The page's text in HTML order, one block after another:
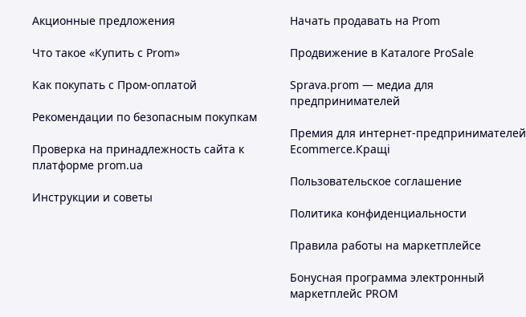
🔹 Технические характеристики
Тип подключения:
Акционные предложения
Что такое «Купить с Prom»
Как покупать с Пром-оплатой
Рекомендации по безопасным покупкам
Проверка на принадлежность сайта к
платформе prom.ua
Инструкции и советы
Начать продавать на Prom
Продвижение в Каталоге ProSale
Sprava.prom — медиа для
предпринимателей
Премия для интернет-предпринимателей
Ecommerce.Кращі
Пользовательское соглашение
Политика конфиденциальности
Правила работы на маркетплейсе
Бонусная программа электронный
маркетплейс PROM